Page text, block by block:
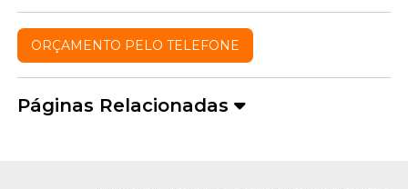
ORÇAMENTO PELO TELEFONE
Páginas Relacionadas